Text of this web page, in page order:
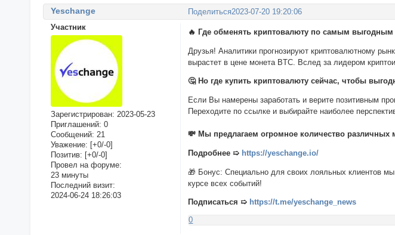
Поделиться2023-07-20 19:20:06
Yeschange
Участник
Зарегистрирован: 2023-05-23
Приглашений: 0
Сообщений: 21
Уважение: [+0/-0]
Позитив: [+0/-0]
Провел на форуме:
23 минуты
Последний визит:
2024-06-24 18:26:03
🔥 Где обменять криптовалюту по самым выгодным
Друзья! Аналитики прогнозируют криптовалютному
вырастет в цене монета BTC. Вслед за лидером
🤔 Но где купить криптовалюту сейчас, чтобы
Если Вы намерены заработать и верите позитивным
Переходите по ссылке и выбирайте наиболее
💸 Мы предлагаем огромное количество различных
Подробнее ➯ https://yeschange.io/
🎁 Бонус: Специально для своих лояльных клиентов
курсе всех событий!
Подписаться ➯ https://t.me/yeschange_news
0